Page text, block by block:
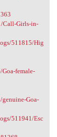
Call-Girls-in-
511815/Hig
female-
Goa-
511941/Esc